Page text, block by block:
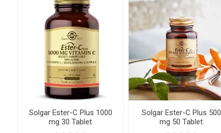
Tütsüler ve Mumlar Hediye Rehberi
Donuk Ürünler Kahvaltılık Gevrekler
Menstrual Kaplar Deodorantlar
Newer Foods Lethe Vegan Veganki
Solgar Ester-C Plus 1000
mg 30 Tablet
Solgar Ester-C Plus 500
mg 50 Tablet